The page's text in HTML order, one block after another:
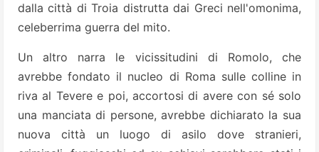
dalla città di Troia distrutta dai Greci nell'omonima,
celeberrima guerra del mito.
Un altro narra le vicissitudini di Romolo, che
avrebbe fondato il nucleo di Roma sulle colline in
riva al Tevere e poi, accortosi di avere con sé solo
una manciata di persone, avrebbe dichiarato la sua
nuova città un luogo di asilo dove stranieri,